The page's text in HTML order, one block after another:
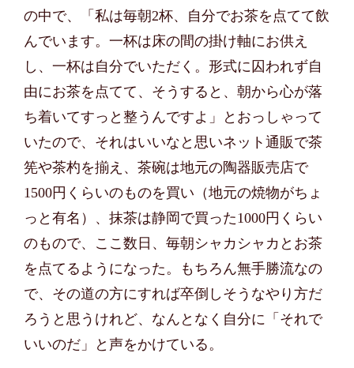
の中で、「私は毎朝2杯、自分でお茶を点てて飲
んでいます。一杯は床の間の掛け軸にお供え
し、一杯は自分でいただく。形式に囚われず自
由にお茶を点てて、そうすると、朝から心が落
ち着いてすっと整うんですよ」とおっしゃって
いたので、それはいいなと思いネット通販で茶
筅や茶杓を揃え、茶碗は地元の陶器販売店で
1500円くらいのものを買い（地元の焼物がちょ
っと有名）、抹茶は静岡で買った1000円くらい
のもので、ここ数日、毎朝シャカシャカとお茶
を点てるようになった。もちろん無手勝流なの
で、その道の方にすれば卒倒しそうなやり方だ
ろうと思うけれど、なんとなく自分に「それで
いいのだ」と声をかけている。